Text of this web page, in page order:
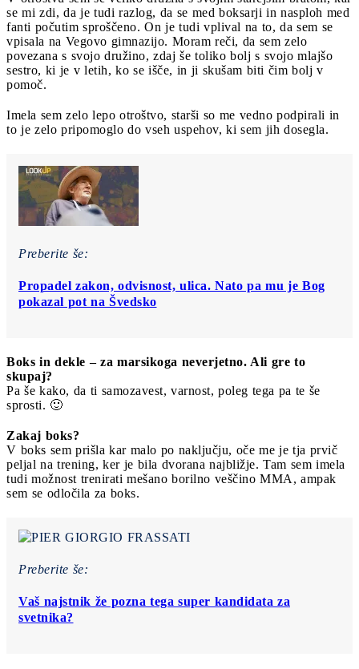
se mi zdi, da je tudi razlog, da se med boksarji in nasploh med
fanti počutim sproščeno. On je tudi vplival na to, da sem se
vpisala na Vegovo gimnazijo. Moram reči, da sem zelo
povezana s svojo družino, zdaj še toliko bolj s svojo mlajšo
sestro, ki je v letih, ko se išče, in ji skušam biti čim bolj v
pomoč.
Imela sem zelo lepo otroštvo, starši so me vedno podpirali in
to je zelo pripomoglo do vseh uspehov, ki sem jih dosegla.
Preberite še:
Propadel zakon, odvisnost, ulica. Nato pa mu je Bog
pokazal pot na Švedsko
Boks in dekle – za marsikoga neverjetno. Ali gre to
skupaj?
Pa še kako, da ti samozavest, varnost, poleg tega pa te še
sprosti. 🙂
Zakaj boks?
V boks sem prišla kar malo po naključju, oče me je tja prvič
peljal na trening, ker je bila dvorana najbližje. Tam sem imela
tudi možnost trenirati mešano borilno veščino MMA, ampak
sem se odločila za boks.
Preberite še:
Vaš najstnik že pozna tega super kandidata za
svetnika?